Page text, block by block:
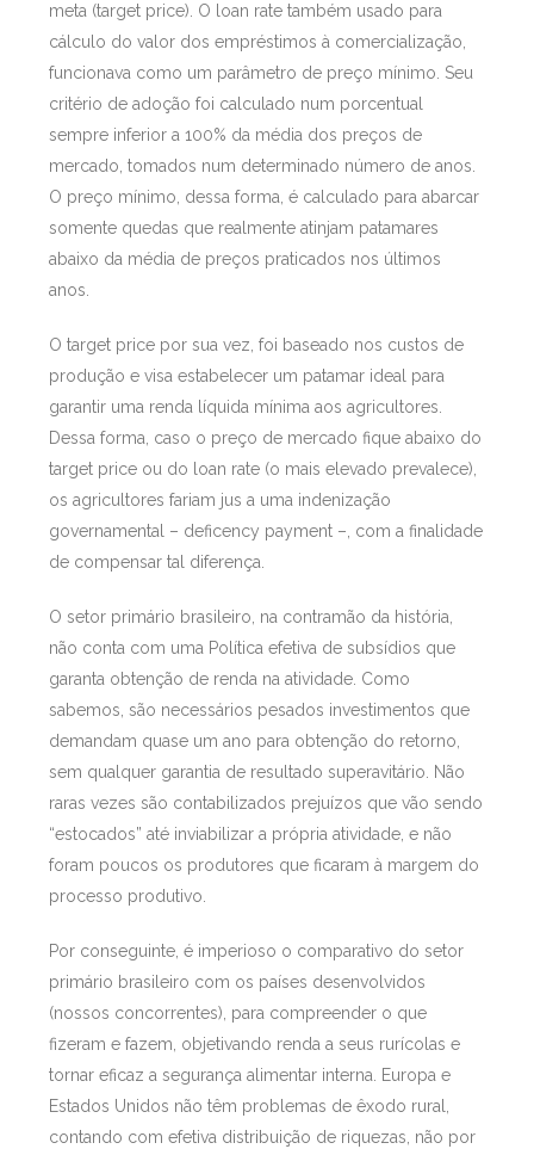
meta (target price). O loan rate também usado para
cálculo do valor dos empréstimos à comercialização,
funcionava como um parâmetro de preço mínimo. Seu
critério de adoção foi calculado num porcentual
sempre inferior a 100% da média dos preços de
mercado, tomados num determinado número de anos.
O preço mínimo, dessa forma, é calculado para abarcar
somente quedas que realmente atinjam patamares
abaixo da média de preços praticados nos últimos
anos.
O target price por sua vez, foi baseado nos custos de
produção e visa estabelecer um patamar ideal para
garantir uma renda líquida mínima aos agricultores.
Dessa forma, caso o preço de mercado fique abaixo do
target price ou do loan rate (o mais elevado prevalece),
os agricultores fariam jus a uma indenização
governamental – deficency payment –, com a finalidade
de compensar tal diferença.
O setor primário brasileiro, na contramão da história,
não conta com uma Política efetiva de subsídios que
garanta obtenção de renda na atividade. Como
sabemos, são necessários pesados investimentos que
demandam quase um ano para obtenção do retorno,
sem qualquer garantia de resultado superavitário. Não
raras vezes são contabilizados prejuízos que vão sendo
“estocados” até inviabilizar a própria atividade, e não
foram poucos os produtores que ficaram à margem do
processo produtivo.
Por conseguinte, é imperioso o comparativo do setor
primário brasileiro com os países desenvolvidos
(nossos concorrentes), para compreender o que
fizeram e fazem, objetivando renda a seus rurícolas e
tornar eficaz a segurança alimentar interna. Europa e
Estados Unidos não têm problemas de êxodo rural,
contando com efetiva distribuição de riquezas, não por